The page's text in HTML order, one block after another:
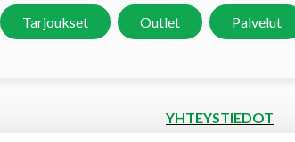
Tarjoukset Outlet Palvelut
YHTEYSTIEDOT